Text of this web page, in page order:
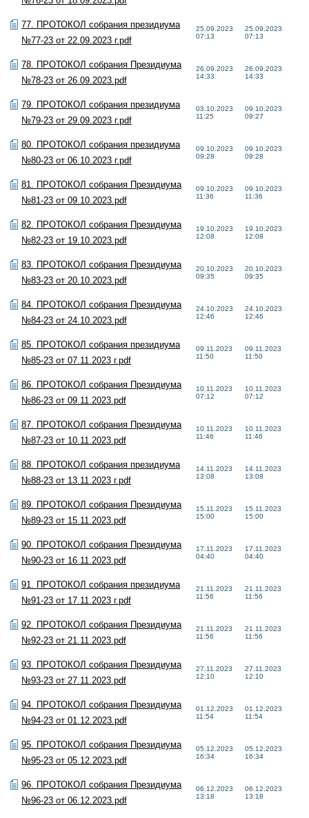
77. ПРОТОКОЛ собрания президиума
№77-23 от 22.09.2023 г.pdf
25.09.2023
07:13
25.09.2023
07:13
78. ПРОТОКОЛ собрания Президиума
№78-23 от 26.09.2023.pdf
26.09.2023
14:33
26.09.2023
14:33
79. ПРОТОКОЛ собрания президиума
№79-23 от 29.09.2023 г.pdf
03.10.2023
11:25
09.10.2023
09:27
80. ПРОТОКОЛ собрания президиума
№80-23 от 06.10.2023 г.pdf
09.10.2023
09:28
09.10.2023
09:28
81. ПРОТОКОЛ собрания Президиума
№81-23 от 09.10.2023.pdf
09.10.2023
11:36
09.10.2023
11:36
82. ПРОТОКОЛ собрания Президиума
№82-23 от 19.10.2023.pdf
19.10.2023
12:08
19.10.2023
12:08
83. ПРОТОКОЛ собрания Президиума
№83-23 от 20.10.2023.pdf
20.10.2023
09:35
20.10.2023
09:35
84. ПРОТОКОЛ собрания Президиума
№84-23 от 24.10.2023.pdf
24.10.2023
12:46
24.10.2023
12:46
85. ПРОТОКОЛ собрания президиума
№85-23 от 07.11.2023 г.pdf
09.11.2023
11:50
09.11.2023
11:50
86. ПРОТОКОЛ собрания Президиума
№86-23 от 09.11.2023.pdf
10.11.2023
07:12
10.11.2023
07:12
87. ПРОТОКОЛ собрания Президиума
№87-23 от 10.11.2023.pdf
10.11.2023
11:46
10.11.2023
11:46
88. ПРОТОКОЛ собрания президиума
№88-23 от 13.11.2023 г.pdf
14.11.2023
13:08
14.11.2023
13:08
89. ПРОТОКОЛ собрания Президиума
№89-23 от 15.11.2023.pdf
15.11.2023
15:00
15.11.2023
15:00
90. ПРОТОКОЛ собрания Президиума
№90-23 от 16.11.2023.pdf
17.11.2023
04:40
17.11.2023
04:40
91. ПРОТОКОЛ собрания президиума
№91-23 от 17.11.2023 г.pdf
21.11.2023
11:56
21.11.2023
11:56
92. ПРОТОКОЛ собрания Президиума
№92-23 от 21.11.2023.pdf
21.11.2023
11:56
21.11.2023
11:56
93. ПРОТОКОЛ собрания Президиума
№93-23 от 27.11.2023.pdf
27.11.2023
12:10
27.11.2023
12:10
94. ПРОТОКОЛ собрания Президиума
№94-23 от 01.12.2023.pdf
01.12.2023
11:54
01.12.2023
11:54
95. ПРОТОКОЛ собрания Президиума
№95-23 от 05.12.2023.pdf
05.12.2023
16:34
05.12.2023
16:34
96. ПРОТОКОЛ собрания Президиума
№96-23 от 06.12.2023.pdf
06.12.2023
13:18
06.12.2023
13:18